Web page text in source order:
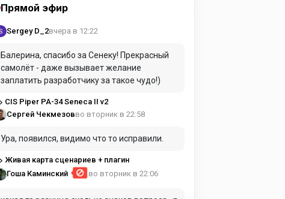
Прямой эфир
Sergey D_2вчера в 12:22
Балерина, спасибо за Сенеку! Прекрасный
самолёт - даже вызывает желание
заплатить разработчику за такое чудо!)
CIS Piper PA-34 Seneca II v2
Сергей Чекмезовво вторник в 22:58
Ура, появился, видимо что то исправили.
Живая карта сценариев + плагин
Гоша Каминский
во вторник в 22:06